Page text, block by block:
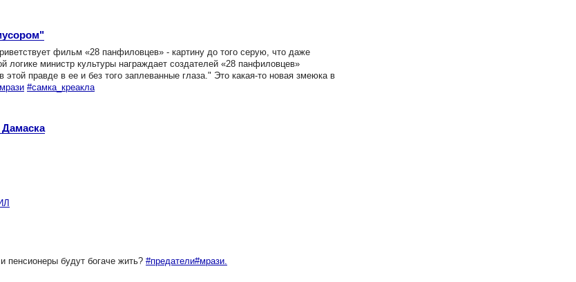
фильм «28 панфиловцев» - картину до того серую, что даже
логике министр культуры награждает создателей «28 панфиловцев»
правде в ее и без того заплеванные глаза." Это какая-то новая змеюка в
#самка_креакла
Дамаска
пенсионеры будут богаче жить? #предатели#мрази.